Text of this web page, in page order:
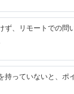
ず、リモートでの問
持っていないと、ポ